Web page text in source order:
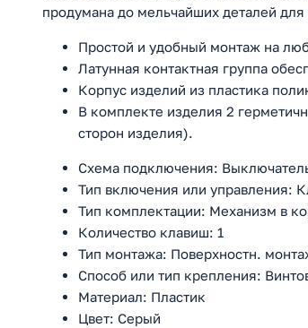
продумана до мельчайших деталей для
Простой и удобный монтаж на
Латунная контактная группа
Корпус изделий из пластика
В комплекте изделия 2
сторон изделия).
Схема подключения:
Тип включения или управления:
Тип комплектации: Механизм в
Количество клавиш: 1
Тип монтажа: Поверхностн.
Способ или тип крепления:
Материал: Пластик
Цвет: Серый